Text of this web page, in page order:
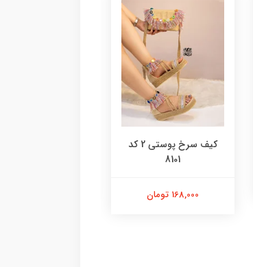
کیف سرخ پوستی 2 کد
8101
168,000 تومان